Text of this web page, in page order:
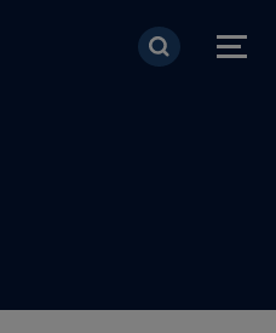
Pasar al contenido